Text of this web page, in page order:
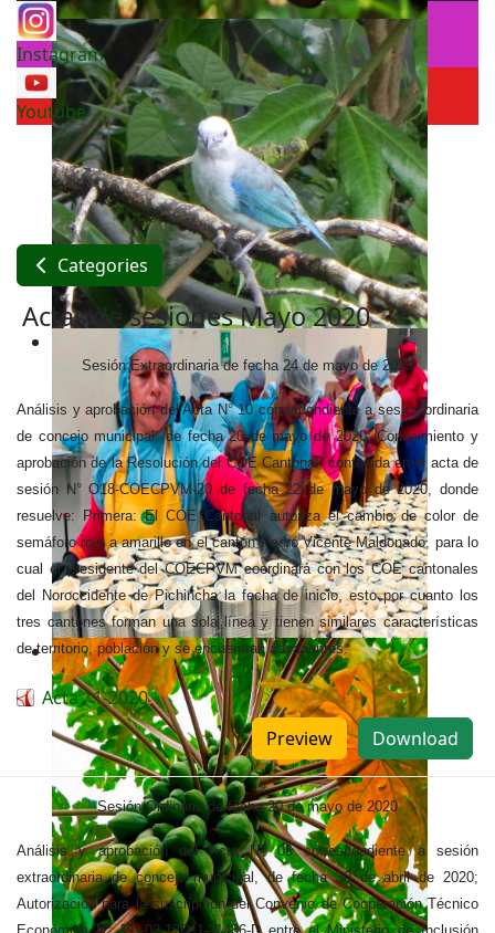
Instagram
Youtube
Categories
Actas de sesiones Mayo 2020
Sesión Extraordinaria de fecha 24 de mayo de 2020
Análisis y aprobación del Acta N° 10 correspondiente a sesión ordinaria
de concejo municipal, de fecha 20 de mayo de 2020; Conocimiento y
aprobación de la Resolución del COE Cantonal, contenida en el acta de
sesión N° O18-COECPVM-20 de fecha 22 de mayo de 2020, donde
resuelve: Primera: El COE Cantonal autoriza el cambio de color de
semáforo rojo a amarillo en el cantón Pedro Vicente Maldonado, para lo
cual el presidente del COECPVM coordinará con los COE cantonales
del Noroccidente de Pichincha la fecha de inicio, esto por cuanto los
tres cantones forman una sola línea y tienen similares características
de territorio, población y se encuentran adyacentes.
Acta 11-2020
Download
Preview
Sesión Ordinaria de fecha 20 de mayo de 2020
Análisis y aprobación del Acta N° 09 correspondiente a sesión
extraordinaria de concejo municipal, de fecha 30 de abril de 2020;
Autorización para la suscripción del Convenio de Cooperación Técnico